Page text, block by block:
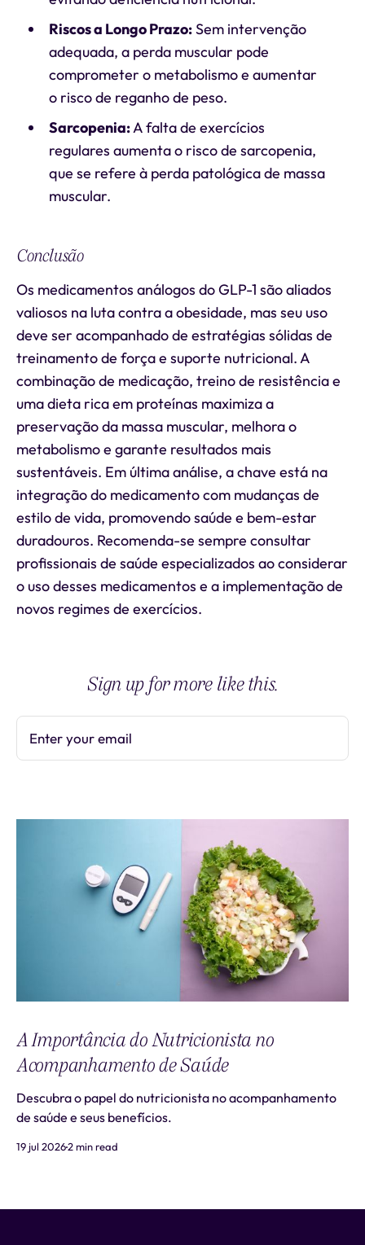
Riscos a Longo Prazo:Sem intervenção
adequada, a perda muscular pode
comprometer o metabolismo e aumentar
o risco de reganho de peso.
Sarcopenia:A falta de exercícios
regulares aumenta o risco de sarcopenia,
que se refere à perda patológica de massa
muscular.
Conclusão
Os medicamentos análogos do GLP-1 são aliados
valiosos na luta contra a obesidade, mas seu uso
deve ser acompanhado de estratégias sólidas de
treinamento de força e suporte nutricional. A
combinação de medicação, treino de resistência e
uma dieta rica em proteínas maximiza a
preservação da massa muscular, melhora o
metabolismo e garante resultados mais
sustentáveis. Em última análise, a chave está na
integração do medicamento com mudanças de
estilo de vida, promovendo saúde e bem-estar
duradouros. Recomenda-se sempre consultar
profissionais de saúde especializados ao considerar
o uso desses medicamentos e a implementação de
novos regimes de exercícios.
Sign up for more like this.
Enter your email
A Importância do Nutricionista no
Acompanhamento de Saúde
Descubra o papel do nutricionista no acompanhamento
de saúde e seus benefícios.
19 jul 20262 min read